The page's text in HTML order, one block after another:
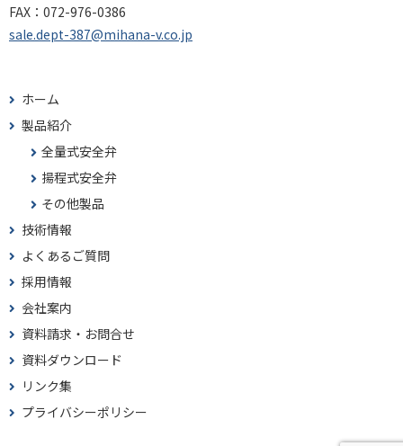
FAX： 072-976-0386
sale.dept-387@mihana-v.co.jp
ホーム
製品紹介
全量式安全弁
揚程式安全弁
その他製品
技術情報
よくあるご質問
採用情報
会社案内
資料請求・お問合せ
資料ダウンロード
リンク集
プライバシーポリシー